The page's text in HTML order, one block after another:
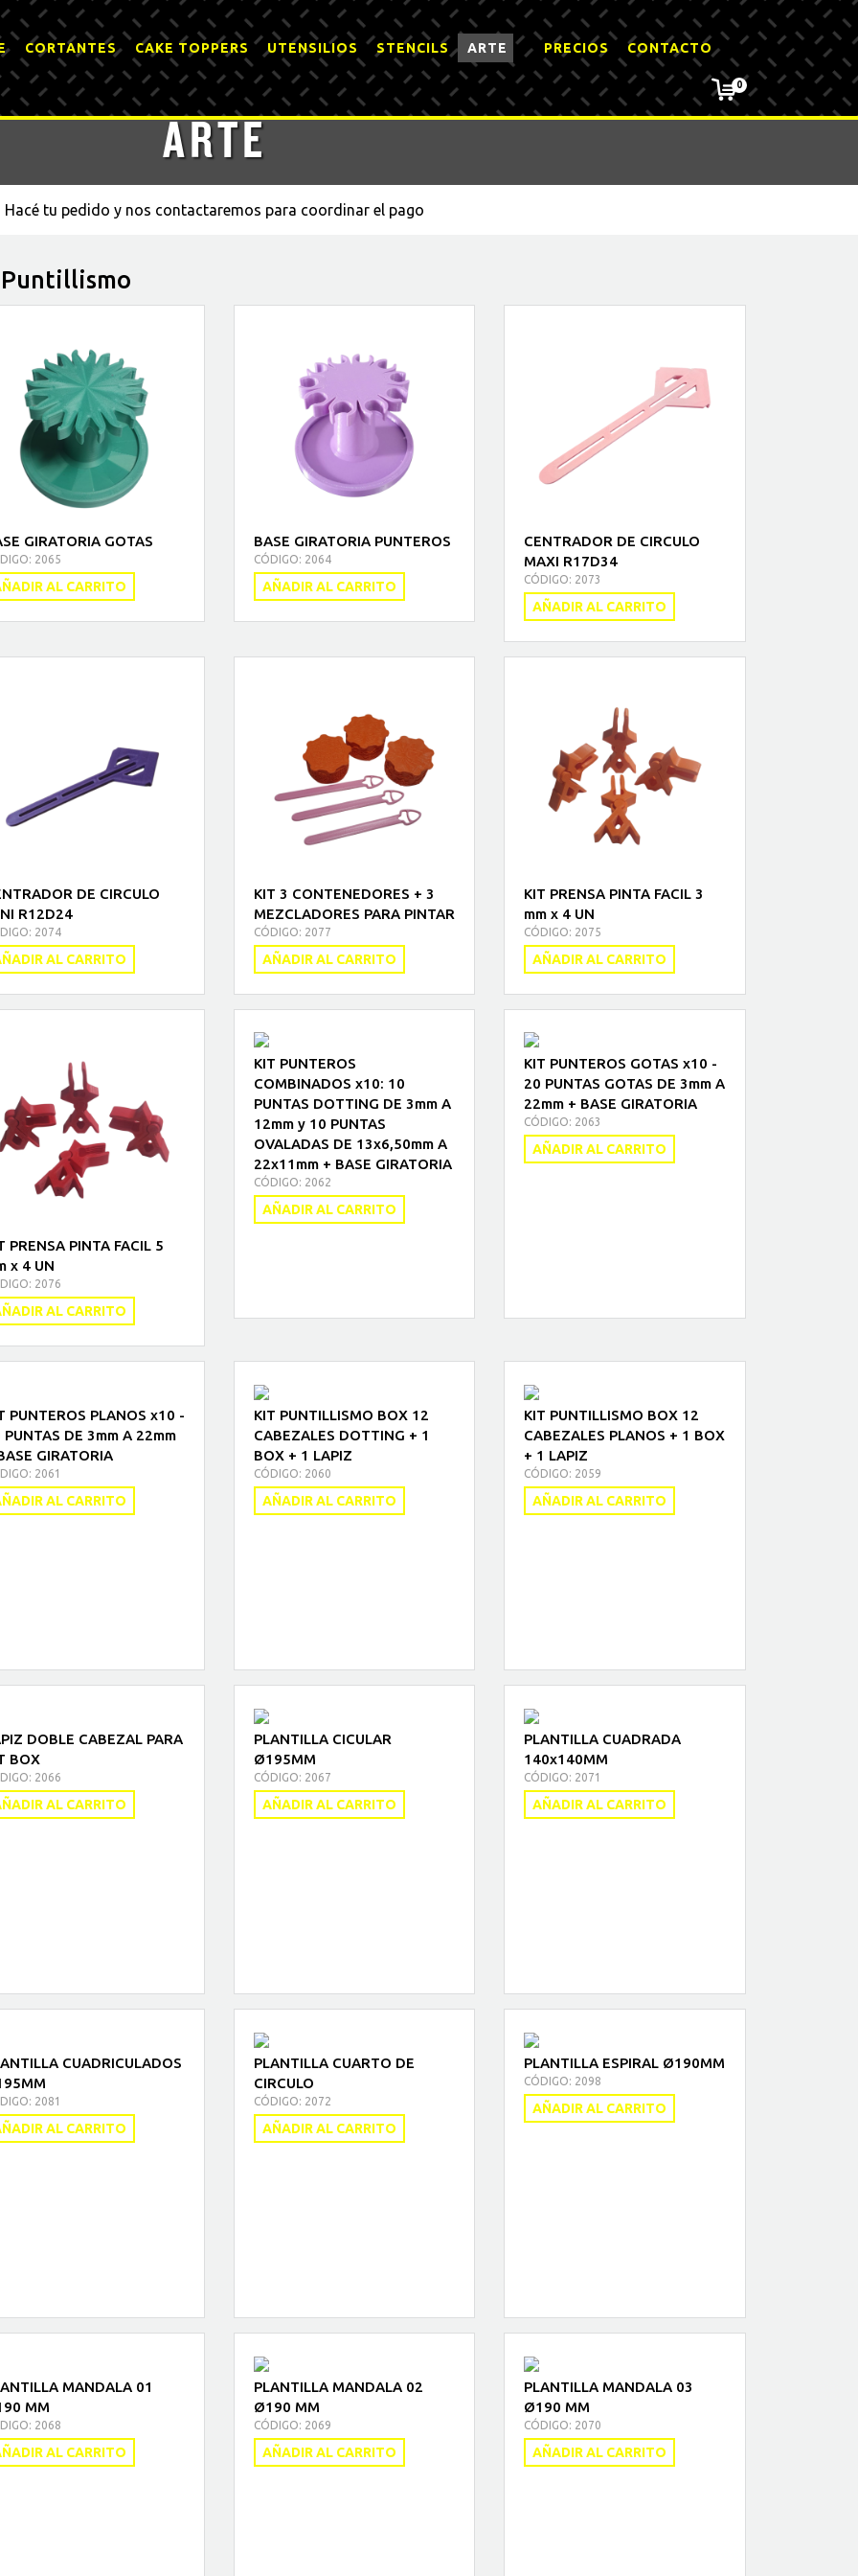
CORTANTES CAKE TOPPERS UTENSILIOS STENCILS ARTE PRECIOS CONTACTO
0
ARTE
Hacé tu pedido y nos contactaremos para coordinar el pago
GIRATORIA GOTAS
2065
AL CARRITO
BASE GIRATORIA PUNTEROS
CÓDIGO: 2064
AÑADIR AL CARRITO
CENTRADOR DE CIRCULO
MAXI R17D34
CÓDIGO: 2073
AÑADIR AL CARRITO
DE CIRCULO
R12D24
2074
AL CARRITO
KIT 3 CONTENEDORES + 3
MEZCLADORES PARA PINTAR
CÓDIGO: 2077
AÑADIR AL CARRITO
KIT PRENSA PINTA FACIL 3
mm x 4 UN
CÓDIGO: 2075
AÑADIR AL CARRITO
PRENSA PINTA FACIL 5
x 4 UN
2076
AL CARRITO
KIT PUNTEROS
COMBINADOS x10: 10
PUNTAS DOTTING DE 3mm A
12mm y 10 PUNTAS
OVALADAS DE 13x6,50mm A
22x11mm + BASE GIRATORIA
CÓDIGO: 2062
AÑADIR AL CARRITO
KIT PUNTEROS GOTAS x10 -
20 PUNTAS GOTAS DE 3mm A
22mm + BASE GIRATORIA
CÓDIGO: 2063
AÑADIR AL CARRITO
PUNTEROS PLANOS x10 -
PUNTAS DE 3mm A 22mm
GIRATORIA
2061
AL CARRITO
KIT PUNTILLISMO BOX 12
CABEZALES DOTTING + 1
BOX + 1 LAPIZ
CÓDIGO: 2060
AÑADIR AL CARRITO
KIT PUNTILLISMO BOX 12
CABEZALES PLANOS + 1 BOX
+ 1 LAPIZ
CÓDIGO: 2059
AÑADIR AL CARRITO
DOBLE CABEZAL PARA
BOX
2066
AL CARRITO
PLANTILLA CICULAR
Ø195MM
CÓDIGO: 2067
AÑADIR AL CARRITO
PLANTILLA CUADRADA
140x140MM
CÓDIGO: 2071
AÑADIR AL CARRITO
CUADRICULADOS
2081
AL CARRITO
PLANTILLA CUARTO DE
CIRCULO
CÓDIGO: 2072
AÑADIR AL CARRITO
PLANTILLA ESPIRAL Ø190MM
CÓDIGO: 2098
AÑADIR AL CARRITO
MANDALA 01
MM
2068
AL CARRITO
PLANTILLA MANDALA 02
Ø190 MM
CÓDIGO: 2069
AÑADIR AL CARRITO
PLANTILLA MANDALA 03
Ø190 MM
CÓDIGO: 2070
AÑADIR AL CARRITO